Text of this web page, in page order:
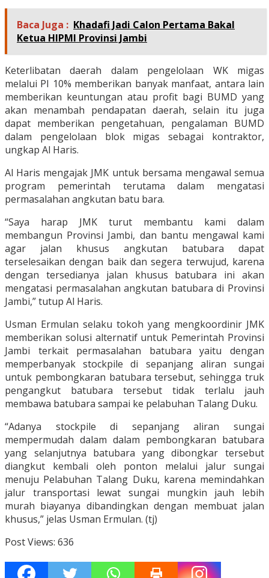
Baca Juga : Khadafi Jadi Calon Pertama Bakal
Ketua HIPMI Provinsi Jambi
Keterlibatan daerah dalam pengelolaan WK migas
melalui PI 10% memberikan banyak manfaat, antara lain
memberikan keuntungan atau profit bagi BUMD yang
akan menambah pendapatan daerah, selain itu juga
dapat memberikan pengetahuan, pengalaman BUMD
dalam pengelolaan blok migas sebagai kontraktor,
ungkap Al Haris.
Al Haris mengajak JMK untuk bersama mengawal semua
program pemerintah terutama dalam mengatasi
permasalahan angkutan batu bara.
“Saya harap JMK turut membantu kami dalam
membangun Provinsi Jambi, dan bantu mengawal kami
agar jalan khusus angkutan batubara dapat
terselesaikan dengan baik dan segera terwujud, karena
dengan tersedianya jalan khusus batubara ini akan
mengatasi permasalahan angkutan batubara di Provinsi
Jambi,” tutup Al Haris.
Usman Ermulan selaku tokoh yang mengkoordinir JMK
memberikan solusi alternatif untuk Pemerintah Provinsi
Jambi terkait permasalahan batubara yaitu dengan
memperbanyak stockpile di sepanjang aliran sungai
untuk pembongkaran batubara tersebut, sehingga truk
pengangkut batubara tersebut tidak terlalu jauh
membawa batubara sampai ke pelabuhan Talang Duku.
“Adanya stockpile di sepanjang aliran sungai
mempermudah dalam dalam pembongkaran batubara
yang selanjutnya batubara yang dibongkar tersebut
diangkut kembali oleh ponton melalui jalur sungai
menuju Pelabuhan Talang Duku, karena memindahkan
jalur transportasi lewat sungai mungkin jauh lebih
murah biayanya dibandingkan dengan membuat jalan
khusus,” jelas Usman Ermulan. (tj)
Post Views: 636